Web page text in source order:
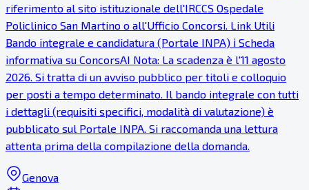
riferimento al sito istituzionale dell'IRCCS Ospedale
Policlinico San Martino o all'Ufficio Concorsi. Link Utili
Bando integrale e candidatura (Portale INPA) ℹ Scheda
informativa su ConcorsAI Nota: La scadenza è l'11 agosto
2026. Si tratta di un avviso pubblico per titoli e colloquio
per posti a tempo determinato. Il bando integrale con tutti
i dettagli (requisiti specifici, modalità di valutazione) è
pubblicato sul Portale INPA. Si raccomanda una lettura
attenta prima della compilazione della domanda.
Genova